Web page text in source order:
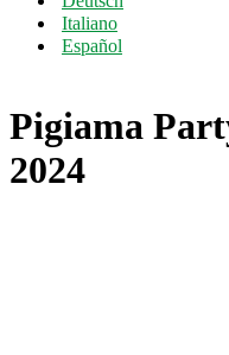
Italiano
Español
Pigiama
2024